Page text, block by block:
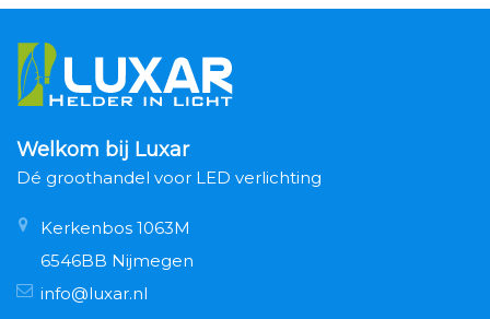
Welkom bij Luxar
Dé groothandel voor LED verlichting
Kerkenbos 1063M
6546BB Nijmegen
info@luxar.nl